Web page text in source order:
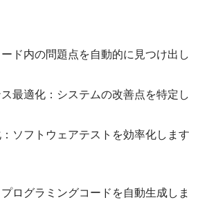
ド内の問題点を自動的に見つけ出し
最適化：システムの改善点を特定し
ソフトウェアテストを効率化します
ログラミングコードを自動生成しま